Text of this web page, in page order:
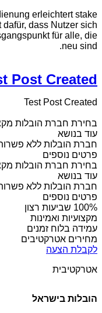
erleichtert stake
dass Nutzer sich
für alle, die
neu sind.
Post Created
Test Post Created
בחירת חברת הובלות
עוד בנושא
חברת הובלות ללא
פרטים נוספים
בחירת חברת הובלות
עוד בנושא
חברת הובלות ללא
פרטים נוספים
מקצועיות ואמינות
עמידה בלוח זמנים
מחירים אטרקטיבים
לקבלת הצעה
אטרקטיבית
הובלות בישראל